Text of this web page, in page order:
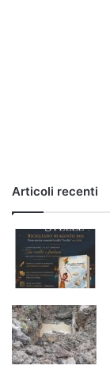
e
p
t
c
o
l
a
Articoli recenti